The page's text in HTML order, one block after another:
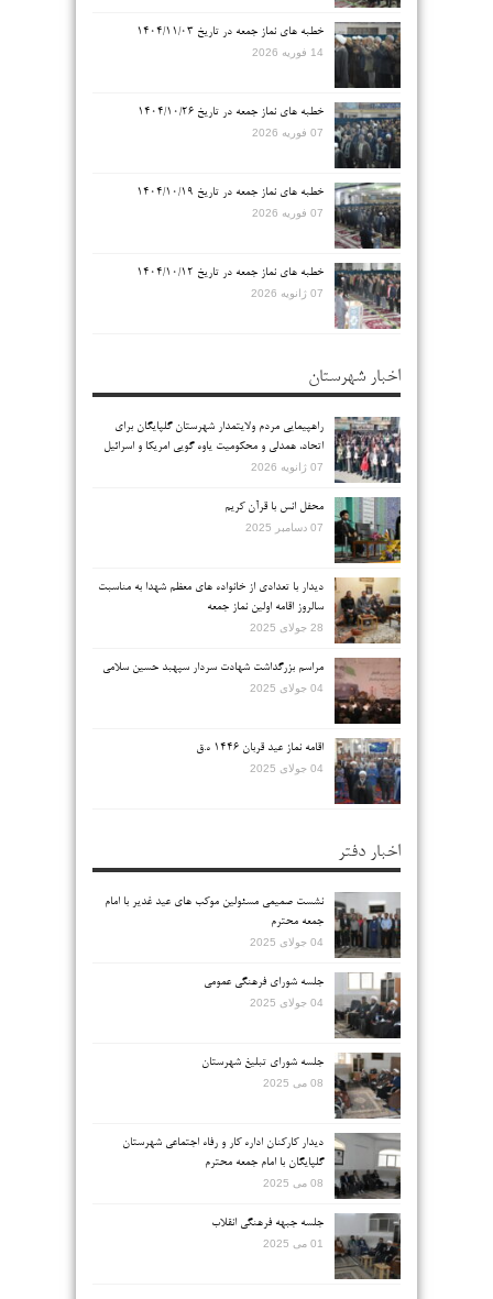
خطبه های نماز جمعه در تاریخ ۱۴۰۴/۱۱/۰۳
14 فوریه 2026
خطبه های نماز جمعه در تاریخ ۱۴۰۴/۱۰/۲۶
07 فوریه 2026
خطبه های نماز جمعه در تاریخ ۱۴۰۴/۱۰/۱۹
07 فوریه 2026
خطبه های نماز جمعه در تاریخ ۱۴۰۴/۱۰/۱۲
07 ژانویه 2026
اخبار شهرستان
راهپیمایی مردم ولایتمدار شهرستان گلپایگان برای
اتحاد، همدلی و محکومیت یاوه گویی امریکا و اسرائیل
07 ژانویه 2026
محفل انس با قرآن کریم
07 دسامبر 2025
دیدار با تعدادی از خانواده های معظم شهدا به مناسبت
سالروز اقامه اولین نماز جمعه
28 جولای 2025
مراسم بزرگداشت شهادت سردار سپهبد حسین سلامی
04 جولای 2025
اقامه نماز عید قربان ۱۴۴۶ ه.ق
04 جولای 2025
اخبار دفتر
نشست صمیمی مسئولین موکب های عید غدیر با امام
جمعه محترم
04 جولای 2025
جلسه شورای فرهنگی عمومی
04 جولای 2025
جلسه شورای تبلیغ شهرستان
08 می 2025
دیدار کارکنان اداره کار و رفاه اجتماعی شهرستان
گلپایگان با امام جمعه محترم
08 می 2025
جلسه جبهه فرهنگی انقلاب
01 می 2025